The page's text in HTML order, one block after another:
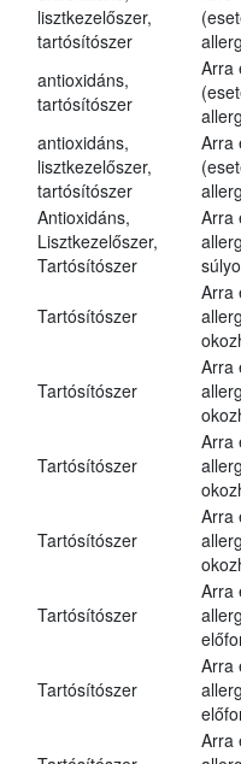
lisztkezelőszer,
tartósítószer
antioxidáns,
tartósítószer
Arra
antioxidáns,
lisztkezelőszer,
tartósítószer
Arra
Antioxidáns,
Lisztkezelőszer,
Tartósítószer
Arra
Tartósítószer
Arra
Tartósítószer
Arra
Tartósítószer
Arra
Tartósítószer
Arra
Tartósítószer
Arra
Tartósítószer
Arra
Arra